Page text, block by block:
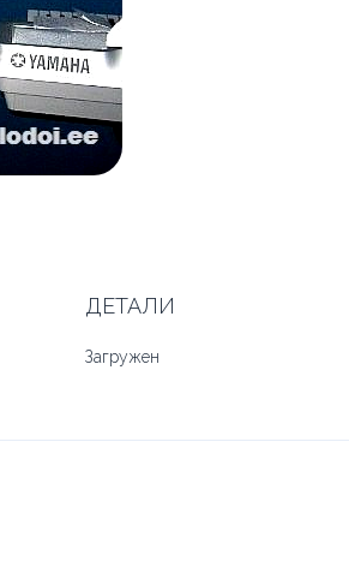
ДЕТАЛИ
Загружен